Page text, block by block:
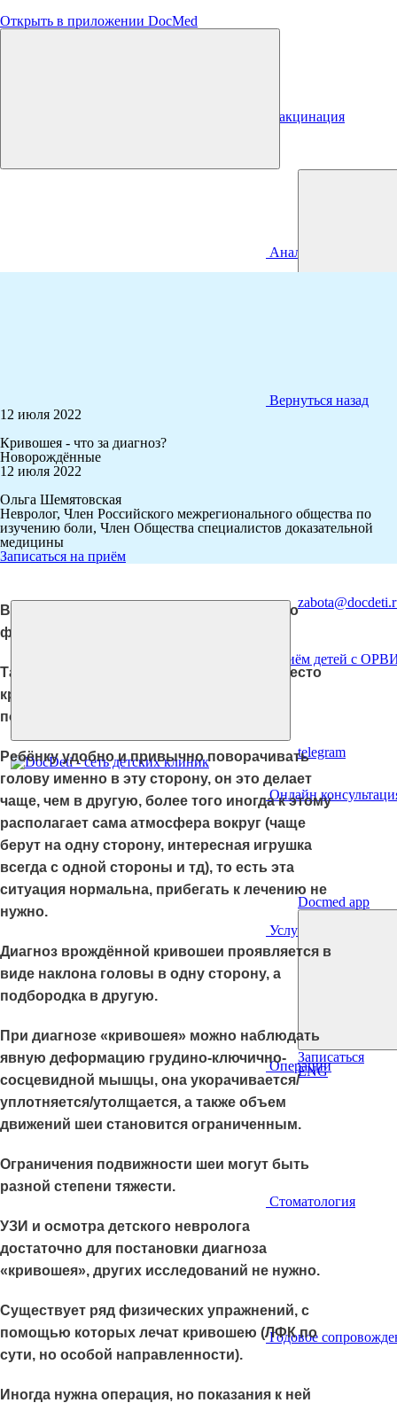
Открыть в приложении DocMed
Вакцинация
Анализы
Коррекция
Приём детей с
Онлайн
Услуги
Операции
Стоматология
Годовое
telegram
Docmed app
Записаться
ENG
Вернуться назад
12 июля 2022
Кривошея - что за диагноз?
Новорождённые
12 июля 2022
Ольга Шемятовская
Невролог, Член Российского межрегионального общества по
изучению боли, Член Общества специалистов доказательной
медицины
Записаться на приём
В медицинских карточках малышей часто
фигурирует диагноз «кривошея».
Так вот, всегда есть вероятность, что вместо
кривошеи мы имеем дело с привычным
поворотом головы.
Ребёнку удобно и привычно поворачивать
голову именно в эту сторону, он это делает
чаще, чем в другую, более того иногда к этому
располагает сама атмосфера вокруг (чаще
берут на одну сторону, интересная игрушка
всегда с одной стороны и тд), то есть эта
ситуация нормальна, прибегать к лечению не
нужно.
Диагноз врождённой кривошеи проявляется в
виде наклона головы в одну сторону, а
подбородка в другую.
При диагнозе «кривошея» можно наблюдать
явную деформацию грудино-ключично-
сосцевидной мышцы, она укорачивается/
уплотняется/утолщается, а также объем
движений шеи становится ограниченным.
Ограничения подвижности шеи могут быть
разной степени тяжести.
УЗИ и осмотра детского невролога
достаточно для постановки диагноза
«кривошея», других исследований не нужно.
Существует ряд физических упражнений, с
помощью которых лечат кривошею (ЛФК по
сути, но особой направленности).
Иногда нужна операция, но показания к ней